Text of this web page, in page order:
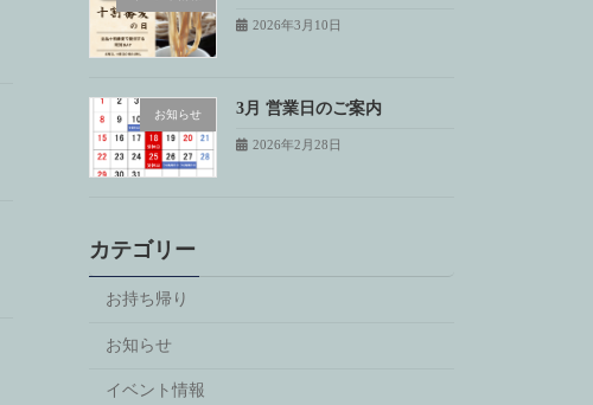
2026年3月10日
お知らせ 3月 営業日のご案内
2026年2月28日
カテゴリー
お持ち帰り
お知らせ
イベント情報